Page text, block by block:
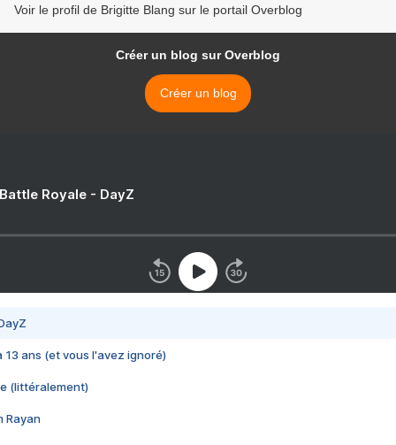
Voir le profil de Brigitte Blang sur le portail Overblog
Créer un blog sur Overblog
Créer un blog
Royale - DayZ
13 ans (et vous l'avez ignoré)
(littéralement)
Rayan